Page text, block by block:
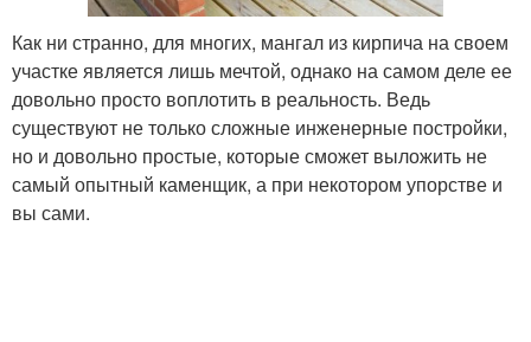
Как ни странно, для многих, мангал из кирпича на своем
участке является лишь мечтой, однако на самом деле ее
довольно просто воплотить в реальность. Ведь
существуют не только сложные инженерные постройки,
но и довольно простые, которые сможет выложить не
самый опытный каменщик, а при некотором упорстве и
вы сами.